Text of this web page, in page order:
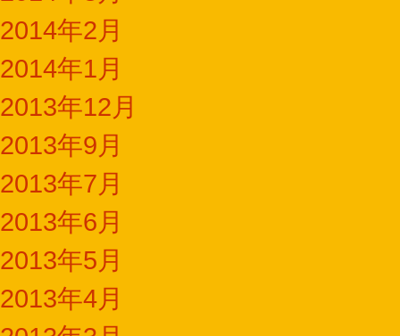
2014年2月
2014年1月
2013年12月
2013年9月
2013年7月
2013年6月
2013年5月
2013年4月